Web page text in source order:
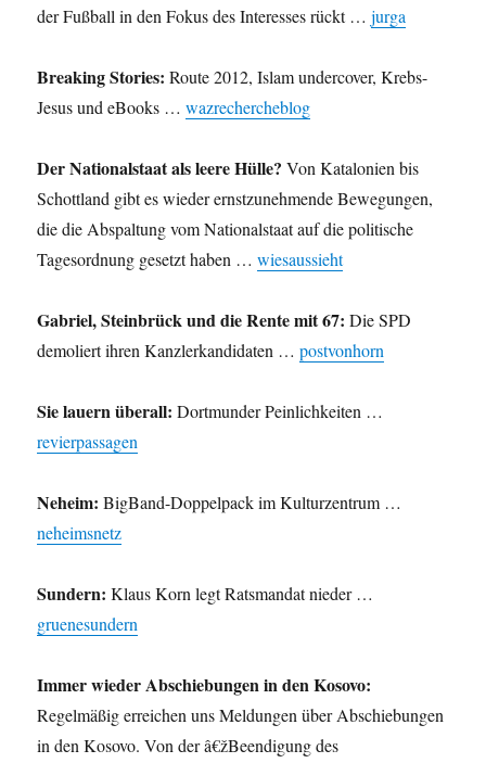
der Fußball in den Fokus des Interesses rückt …jurga
Breaking Stories: Route 2012, Islam undercover, Krebs-
Jesus und eBooks …wazrechercheblog
Der Nationalstaat als leere Hülle? Von Katalonien bis
Schottland gibt es wieder ernstzunehmende Bewegungen,
die die Abspaltung vom Nationalstaat auf die politische
Tagesordnung gesetzt haben …wiesaussieht
Gabriel, Steinbrück und die Rente mit 67: Die SPD
demoliert ihren Kanzlerkandidaten …postvonhorn
Sie lauern überall: Dortmunder Peinlichkeiten …
revierpassagen
Neheim: BigBand-Doppelpack im Kulturzentrum …
neheimsnetz
Sundern: Klaus Korn legt Ratsmandat nieder …
gruenesundern
Immer wieder Abschiebungen in den Kosovo:
Regelmäßig erreichen uns Meldungen über Abschiebungen
in den Kosovo. Von der â€žBeendigung des